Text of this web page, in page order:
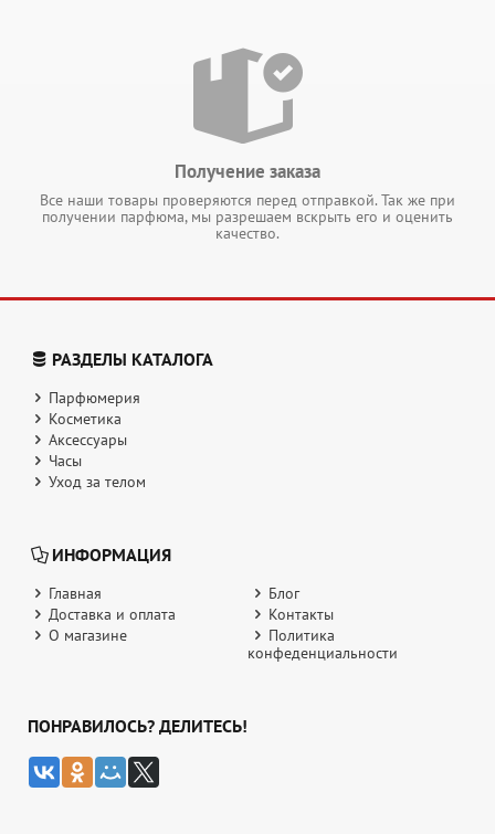
Получение заказа
Все наши товары проверяются перед отправкой. Так же при
получении парфюма, мы разрешаем вскрыть его и оценить
качество.
РАЗДЕЛЫ КАТАЛОГА
Парфюмерия
Косметика
Аксессуары
Часы
Уход за телом
ИНФОРМАЦИЯ
Главная
Блог
Доставка и оплата
Контакты
О магазине
Политика
конфеденциальности
ПОНРАВИЛОСЬ? ДЕЛИТЕСЬ!